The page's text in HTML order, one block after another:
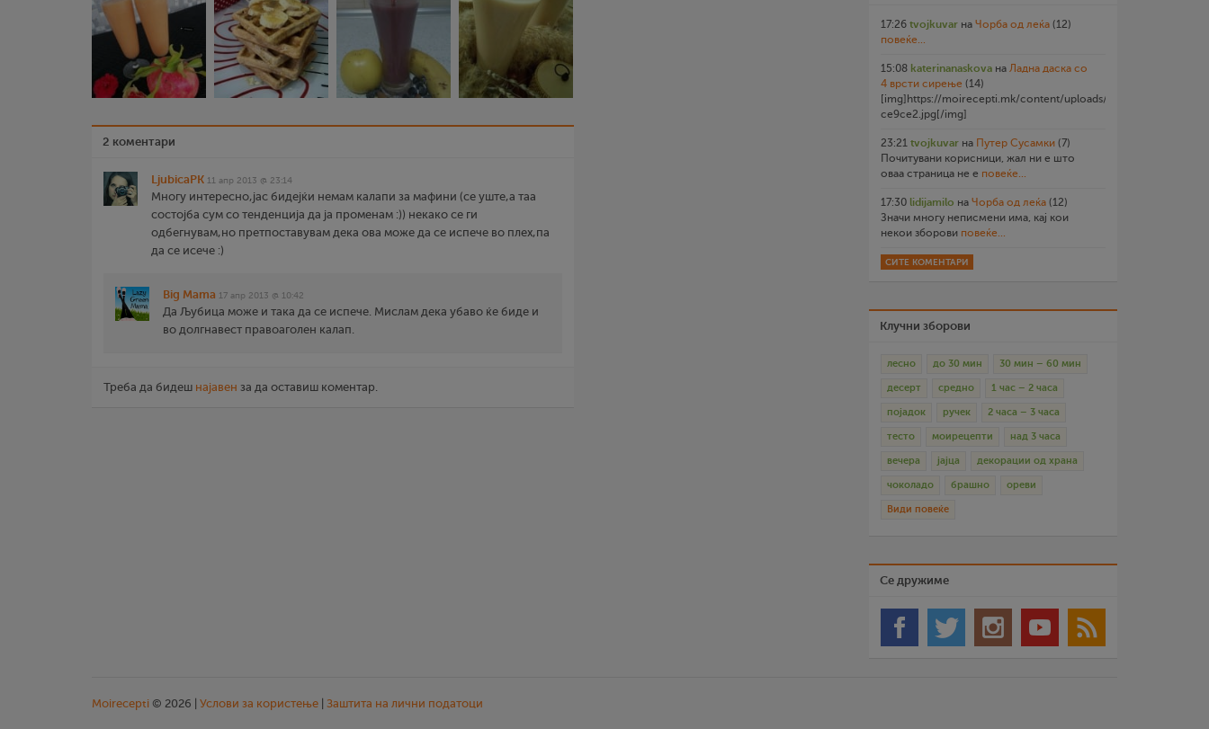
2 коментари
LjubicaPK 11 апр 2013 @ 23:14
Многу интересно,јас бидејќи немам калапи за мафини (се уште,а таа
состојба сум со тенденција да ја променам :)) некако се ги
одбегнувам,но претпоставувам дека ова може да се испече во плех,па
да се исече :)
Big Mama 17 апр 2013 @ 10:42
Да Љубица може и така да се испече. Мислам дека убаво ќе биде и
во долгнавест правоаголен калап.
Треба да бидеш најавен за да оставиш коментар.
17:26 tvojkuvar на Чорба од леќа (12)
повеќе...
15:08 katerinanaskova на Ладна даска со
4 врсти сирење (14)
[img]https://moirecepti.mk/content/uploads/2026/07/
ce9ce2.jpg[/img]
23:21 tvojkuvar на Путер Сусамки (7)
Почитувани корисници, жал ни е што
оваа страница не е повеќе...
17:30 lidijamilo на Чорба од леќа (12)
Значи многу неписмени има, кај кои
некои зборови повеќе...
СИТЕ КОМЕНТАРИ
Клучни зборови
лесно до 30 мин 30 мин – 60 мин
десерт средно 1 час – 2 часа
појадок ручек 2 часа – 3 часа
тесто моирецепти над 3 часа
вечера јајца декорации од храна
чоколадо брашно ореви
Види повеќе
Се дружиме
Moirecepti © 2026 | Услови за користење Заштита на лични податоци